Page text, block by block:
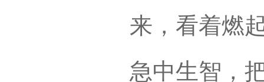
来，看着燃
急中生智，